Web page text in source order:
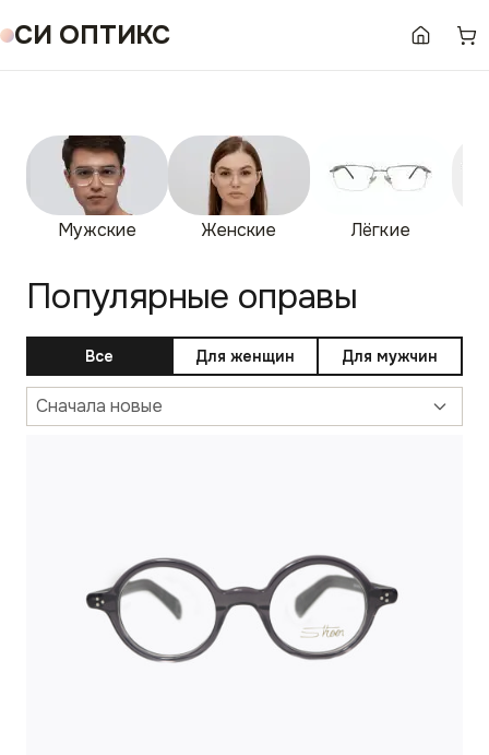
СИ ОПТИКС
Мужские Женские Лёгкие
Популярные оправы
Все Для женщин Для мужчин
Сначала новые